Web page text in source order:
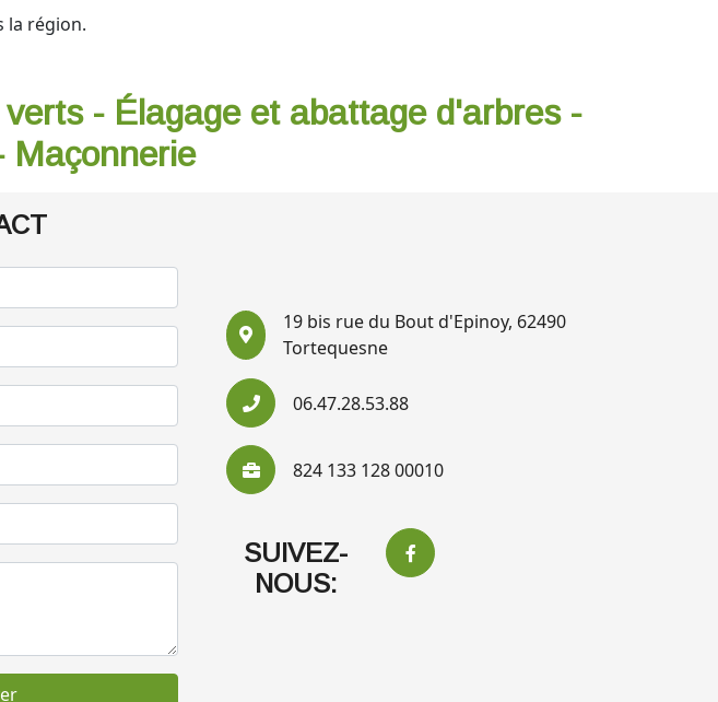
la région.
- Élagage et abattage d'arbres -
Maçonnerie
19 bis rue du Bout d'Epinoy, 62490
Tortequesne
06.47.28.53.88
824 133 128 00010
SUIVEZ-
NOUS: